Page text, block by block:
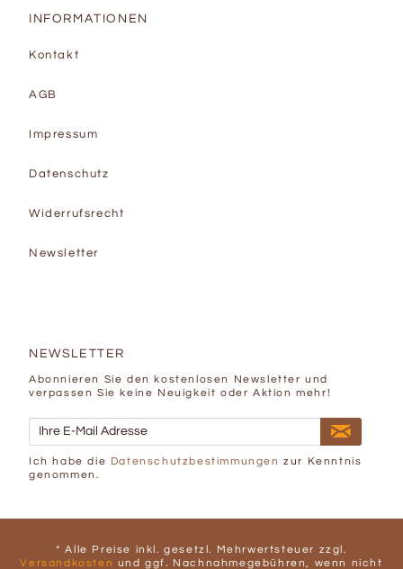
INFORMATIONEN
Kontakt
AGB
Impressum
Datenschutz
Widerrufsrecht
Newsletter
NEWSLETTER
Abonnieren Sie den kostenlosen Newsletter und
verpassen Sie keine Neuigkeit oder Aktion mehr!
Ich habe die Datenschutzbestimmungen zur Kenntnis
genommen.
* Alle Preise inkl. gesetzl. Mehrwertsteuer zzgl.
Versandkosten und ggf. Nachnahmegebühren, wenn nicht